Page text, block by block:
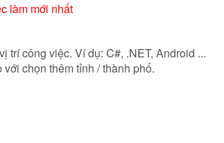
làm mới nhất
trí công việc. Ví dụ: C#, .NET, Android ...
với chọn thêm tỉnh / thành phố.